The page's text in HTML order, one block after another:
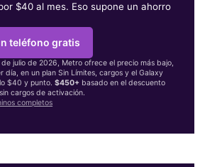
$40 al mes. Eso supone un ahorro
teléfono gratis
julio de 2026, Metro ofrece el precio más bajo,
día, en un plan Sin Límites, cargos y el Galaxy
$40 y punto.$450+ basado en el descuento
cargos de activación.
completos